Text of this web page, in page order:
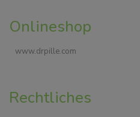
Onlineshop
www.drpille.com
Rechtliches